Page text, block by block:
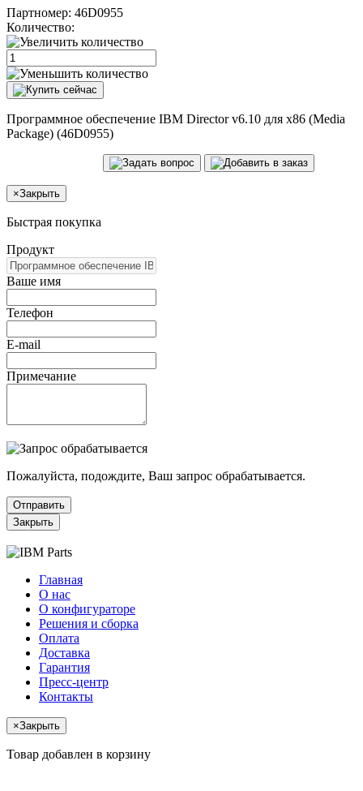
Партномер: 46D0955
Количество:
Программное обеспечение IBM Director v6.10 для x86 (Media
Package) (46D0955)
×Закрыть
Быстрая покупка
Продукт
Ваше имя
Телефон
E-mail
Примечание
Пожалуйста, подождите, Ваш запрос обрабатывается.
Отправить
Закрыть
Главная
О нас
О конфигураторе
Решения и сборка
Оплата
Доставка
Гарантия
Пресс-центр
Контакты
×Закрыть
Товар добавлен в корзину